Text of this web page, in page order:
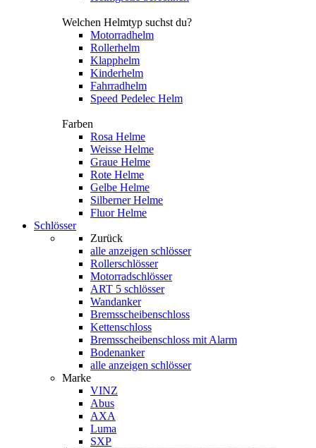
Welchen Helmtyp suchst du?
Motorradhelm
Rollerhelm
Klapphelm
Kinderhelm
Fahrradhelm
Speed Pedelec Helm
Farben
Rosa Helme
Weisse Helme
Graue Helme
Rote Helme
Gelbe Helme
Silberner Helme
Fluor Helme
Schlösser
Zurück
alle anzeigen schlösser
Rollerschlösser
Motorradschlösser
ART 5 schlösser
Wandanker
Bremsscheibenschloss
Kettenschloss
Bremsscheibenschloss mit Alarm
Bodenanker
alle anzeigen schlösser
Marke
VINZ
Abus
AXA
Luma
SXP